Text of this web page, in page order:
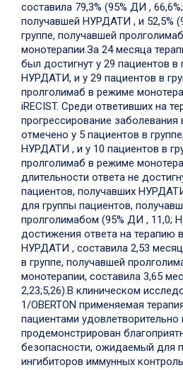
составила 79,3% (95% ДИ ,
получавшей НУРДАТИ , и 52,5%
группе, получавшей
монотерапии.За 24 месяца
был достигнут у 29 пациентов в
НУРДАТИ, и у 29 пациентов в
пролголимаб в режиме
iRECIST. Среди ответивших на
прогрессирование
отмечено у 5 пациентов в
НУРДАТИ , и у 10 пациентов в
пролголимаб в режиме
длительности ответа не
пациентов, получавших
для группы пациентов,
пролголимабом (95% ДИ , 11,0;
достижения ответа на терапию
НУРДАТИ , составила 2,53
в группе, получавшей
монотерапии, составила 3,65
2,23;5,26).В клиническом
1/OBERTON применяемая
пациентами
продемонстрирован
безопасности, ожидаемый для
ингибиторов иммунных